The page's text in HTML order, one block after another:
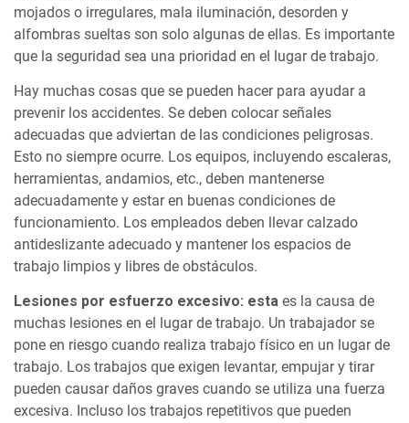
mojados o irregulares, mala iluminación, desorden y
alfombras sueltas son solo algunas de ellas. Es importante
que la seguridad sea una prioridad en el lugar de trabajo.
Hay muchas cosas que se pueden hacer para ayudar a
prevenir los accidentes. Se deben colocar señales
adecuadas que adviertan de las condiciones peligrosas.
Esto no siempre ocurre. Los equipos, incluyendo escaleras,
herramientas, andamios, etc., deben mantenerse
adecuadamente y estar en buenas condiciones de
funcionamiento. Los empleados deben llevar calzado
antideslizante adecuado y mantener los espacios de
trabajo limpios y libres de obstáculos.
Lesiones por esfuerzo excesivo: esta es la causa de
muchas lesiones en el lugar de trabajo. Un trabajador se
pone en riesgo cuando realiza trabajo físico en un lugar de
trabajo. Los trabajos que exigen levantar, empujar y tirar
pueden causar daños graves cuando se utiliza una fuerza
excesiva. Incluso los trabajos repetitivos que pueden